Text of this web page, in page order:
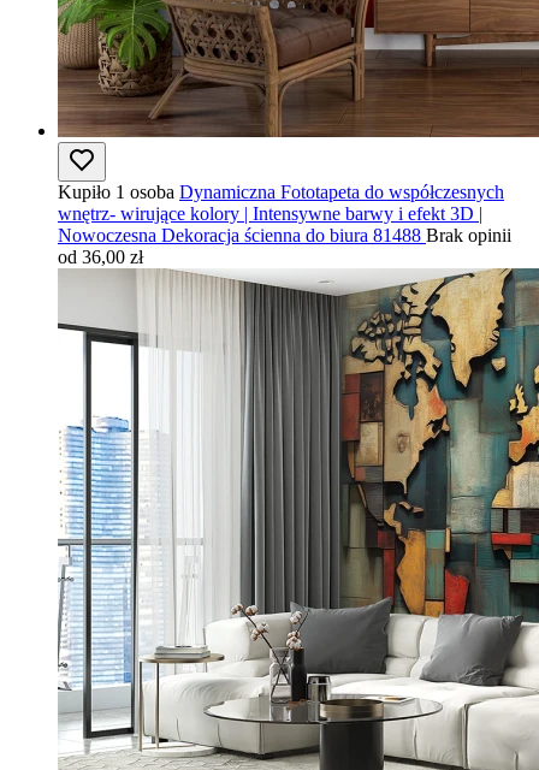
Kupiło 1 osoba Dynamiczna Fototapeta do współczesnych
wnętrz- wirujące kolory | Intensywne barwy i efekt 3D |
Nowoczesna Dekoracja ścienna do biura 81488 Brak opinii
od 36,00 zł